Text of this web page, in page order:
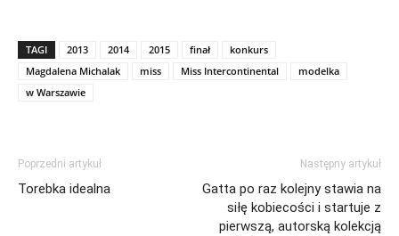
TAGI 2013 2014 2015 finał
konkurs
Magdalena Michalak
miss Miss Intercontinental
modelka
w Warszawie
Poprzedni artykuł
Torebka idealna
Następny artykuł
Gatta po raz kolejny stawia na
siłę kobiecości i startuje z
pierwszą, autorską kolekcją